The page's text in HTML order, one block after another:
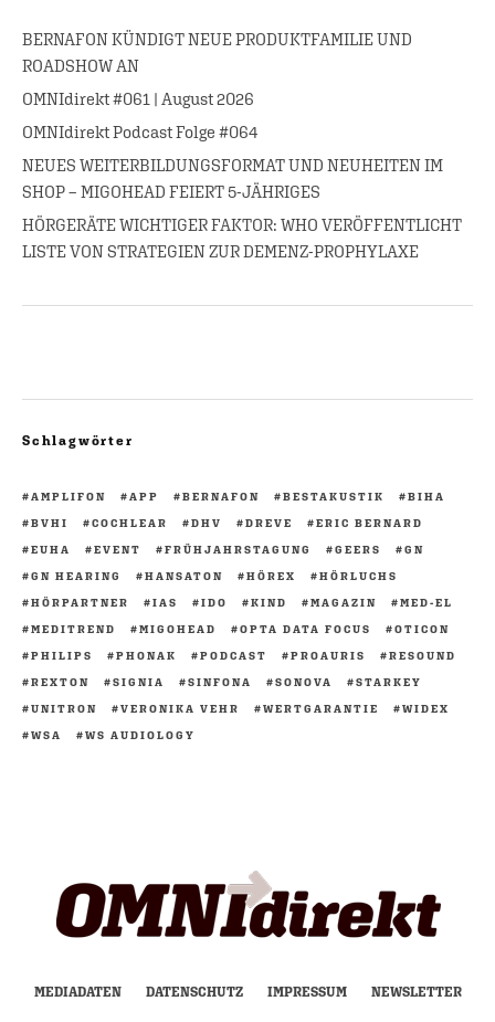
BERNAFON KÜNDIGT NEUE PRODUKTFAMILIE UND
ROADSHOW AN
OMNIdirekt #061 | August 2026
OMNIdirekt Podcast Folge #064
NEUES WEITERBILDUNGSFORMAT UND NEUHEITEN IM
SHOP – MIGOHEAD FEIERT 5-JÄHRIGES
HÖRGERÄTE WICHTIGER FAKTOR: WHO VERÖFFENTLICHT
LISTE VON STRATEGIEN ZUR DEMENZ-PROPHYLAXE
Schlagwörter
AMPLIFON APP BERNAFON BESTAKUSTIK
BIHA
BVHI
COCHLEAR DHV DREVE
ERIC BERNARD
EUHA
EVENT FRÜHJAHRSTAGUNG GEERS
GN
GN HEARING
HANSATON HÖREX
HÖRLUCHS
HÖRPARTNER
IAS IDO KIND MAGAZIN
MED-EL
MEDITREND
MIGOHEAD OPTA DATA FOCUS
OTICON
PHILIPS
PHONAK PODCAST PROAURIS
RESOUND
REXTON
SIGNIA SINFONA SONOVA
STARKEY
UNITRON
VERONIKA VEHR WERTGARANTIE
WIDEX
WSA
WS AUDIOLOGY
MEDIADATEN DATENSCHUTZ IMPRESSUM NEWSLETTER